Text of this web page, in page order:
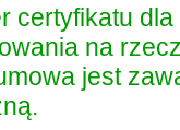
certyfikatu
na
jest